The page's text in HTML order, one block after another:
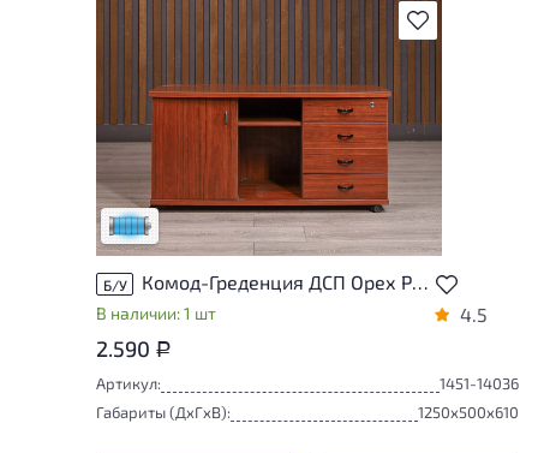
В избранное
Состояние товара приближено к новому,
могут присутствовать незначительные
следы эксплуатации
Низкая степень износа
Б/У Комод-Греденция ДСП Орех Россия
В наличии: 1 шт 4.5
2.590 Р
Артикул:
1451-14036
Габариты (ДxГxВ):
1250x500x610